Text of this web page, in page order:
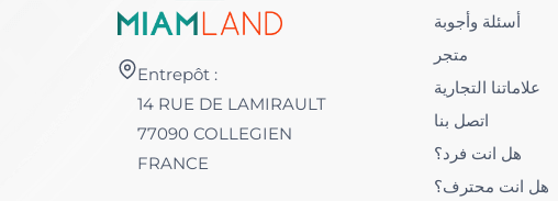
Entrepôt :
14 RUE DE LAMIRAULT
77090 COLLEGIEN
FRANCE
أسئلة وأجوبة
متجر
علاماتنا التجارية
اتصل بنا
هل انت فرد؟
هل انت محترف؟